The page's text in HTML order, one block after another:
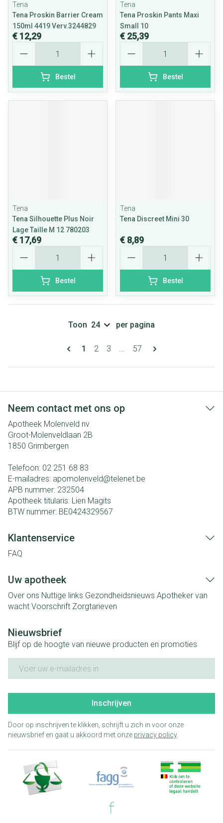
Tena
Tena Proskin Barrier Cream
150ml 4419 Verv.3244829
€ 12,29
Bestel
Tena
Tena Proskin Pants Maxi
Small 10
€ 25,39
Bestel
Tena
Tena Silhouette Plus Noir
Lage Taille M 12 780203
€ 17,69
Bestel
Tena
Tena Discreet Mini 30
€ 8,89
Bestel
Pagina's
U lees momenteel pagina
1 Pagina
2 Pagina
3 ... Pagina
57
Toon per pagina
Neem contact met ons op
Apotheek Molenveld nv
Groot-Molenveldlaan 2B
1850 Grimbergen
Telefoon: 02 251 68 83
E-mailadres: apomolenveld@telenet.be
APB nummer: 232504
Apotheek titularis: Lien Magits
BTW nummer: BE0424329567
Klantenservice
FAQ
Uw apotheek
Over ons Nuttige links Gezondheidsnieuws Apotheker van
wacht Voorschrift Zorgtarieven
Nieuwsbrief
Blijf op de hoogte van nieuwe producten en promoties
Inschrijven
Door op inschrijven te klikken, schrijft u zich in voor onze
nieuwsbrief en gaat u akkoord met onze privacy policy.